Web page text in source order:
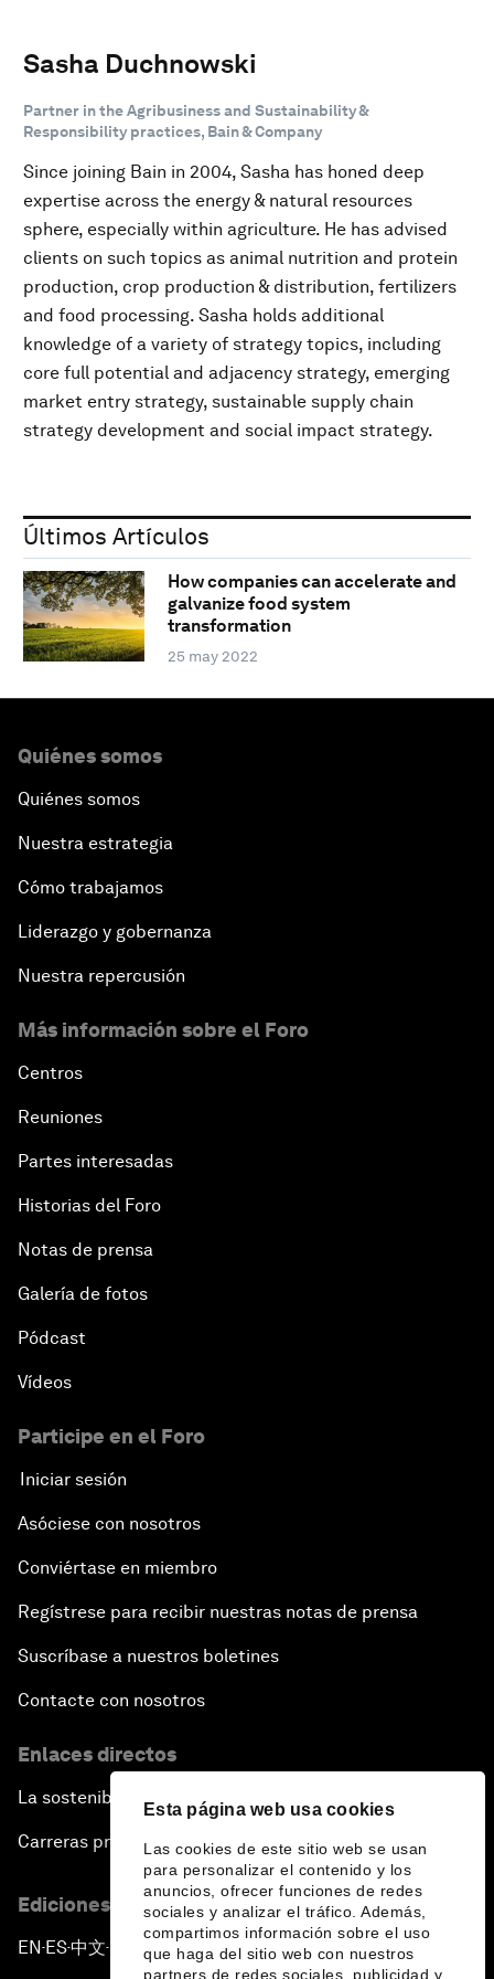
Esta página web usa cookies
Las cookies de este sitio web se usan
para personalizar el contenido y los
anuncios, ofrecer funciones de redes
sociales y analizar el tráfico. Además,
compartimos información sobre el uso
que haga del sitio web con nuestros
partners de redes sociales, publicidad y
Sasha Duchnowski
Partner in the Agribusiness and Sustainability &
Responsibility practices, Bain & Company
Since joining Bain in 2004, Sasha has honed deep
expertise across the energy & natural resources
sphere, especially within agriculture. He has advised
clients on such topics as animal nutrition and protein
production, crop production & distribution, fertilizers
and food processing. Sasha holds additional
knowledge of a variety of strategy topics, including
core full potential and adjacency strategy, emerging
market entry strategy, sustainable supply chain
strategy development and social impact strategy.
Últimos Artículos
How companies can accelerate and
galvanize food system
transformation
25 may 2022
Quiénes somos
Quiénes somos
Nuestra estrategia
Cómo trabajamos
Liderazgo y gobernanza
Nuestra repercusión
Más información sobre el Foro
Centros
Reuniones
Partes interesadas
Historias del Foro
Notas de prensa
Galería de fotos
Pódcast
Vídeos
Participe en el Foro
Iniciar sesión
Asóciese con nosotros
Conviértase en miembro
Regístrese para recibir nuestras notas de prensa
Suscríbase a nuestros boletines
Contacte con nosotros
Enlaces directos
La sostenibilidad en el Foro
Carreras profesionales
Ediciones en otros idiomas
EN ▪ ES▪中文▪ 日本語